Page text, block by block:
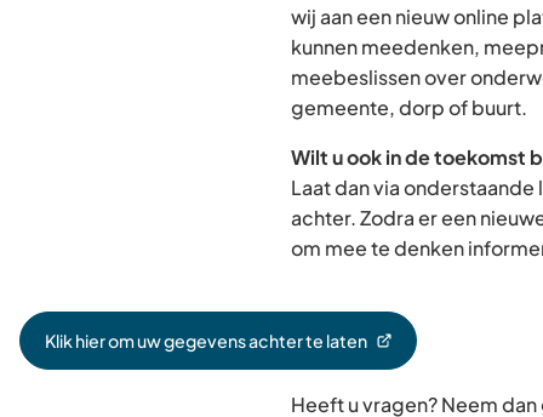
wij aan een nieuw online
kunnen meedenken,
meebeslissen over
gemeente, dorp of buurt.
Wilt u ook in de toekomst
Laat dan via
achter. Zodra er een
om mee te denken
Klik hier om uw gegevens achter te laten
(Verwijst
Heeft u vragen? Neem